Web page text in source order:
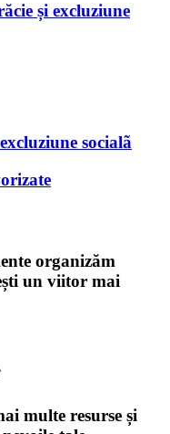
și excluziune
socialã
organizăm
un viitor mai
multe resurse și